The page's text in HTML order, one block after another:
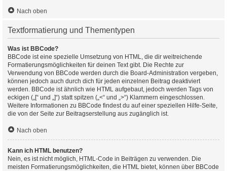
Nach oben
Textformatierung und Thementypen
Was ist BBCode?
BBCode ist eine spezielle Umsetzung von HTML, die dir weitreichende
Formatierungsmöglichkeiten für deinen Text gibt. Die Rechte zur
Verwendung von BBCode werden durch die Board-Administration vergeben,
können jedoch auch durch dich für jeden einzelnen Beitrag deaktiviert
werden. BBCode ist ähnlich wie HTML aufgebaut, jedoch werden Tags von
eckigen („[“ und „]“) statt spitzen („<“ und „>“) Klammern eingeschlossen.
Weitere Informationen zu BBCode findest du auf einer speziellen Hilfe-Seite,
die von der Seite zur Beitragserstellung aus zugänglich ist.
Nach oben
Kann ich HTML benutzen?
Nein, es ist nicht möglich, HTML-Code in Beiträgen zu verwenden. Die
meisten Formatierungsmöglichkeiten, die HTML bietet, können über BBCode